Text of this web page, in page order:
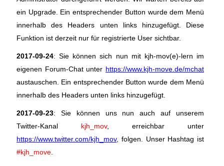
ein Upgrade. Ein entsprechender Button wurde dem Menü
innerhalb des Headers unten links hinzugefügt. Diese
Funktion ist derzeit nur für registrierte User sichtbar.
2017-09-24: Sie können sich nun mit kjh-mov(e)-lern im
eigenen Forum-Chat unter https://www.kjh-move.de/mchat
austauschen. Ein entsprechender Button wurde dem Menü
innerhalb des Headers unten links hinzugefügt.
2017-09-23: Sie können uns nun auch auf unserem
Twitter-Kanal kjh_mov, erreichbar unter
https://www.twitter.com/kjh_mov, folgen. Unser Hashtag ist
#kjh_move.